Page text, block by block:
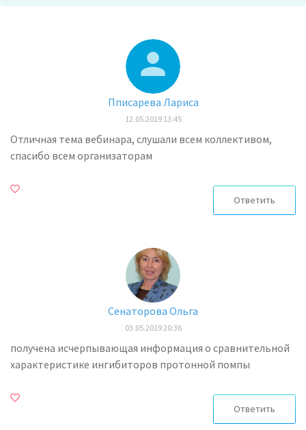
Пписарева Лариса
12.05.2019 13:45
Отличная тема вебинара, слушали всем коллективом,
спасибо всем организаторам
Ответить
Сенаторова Ольга
03.05.2019 20:36
получена исчерпывающая информация о сравнительной
характеристике ингибиторов протонной помпы
Ответить